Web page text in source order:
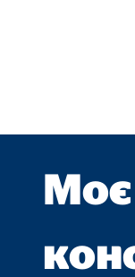
Моє
41411249-15,
Ireland Ltd.
статистики